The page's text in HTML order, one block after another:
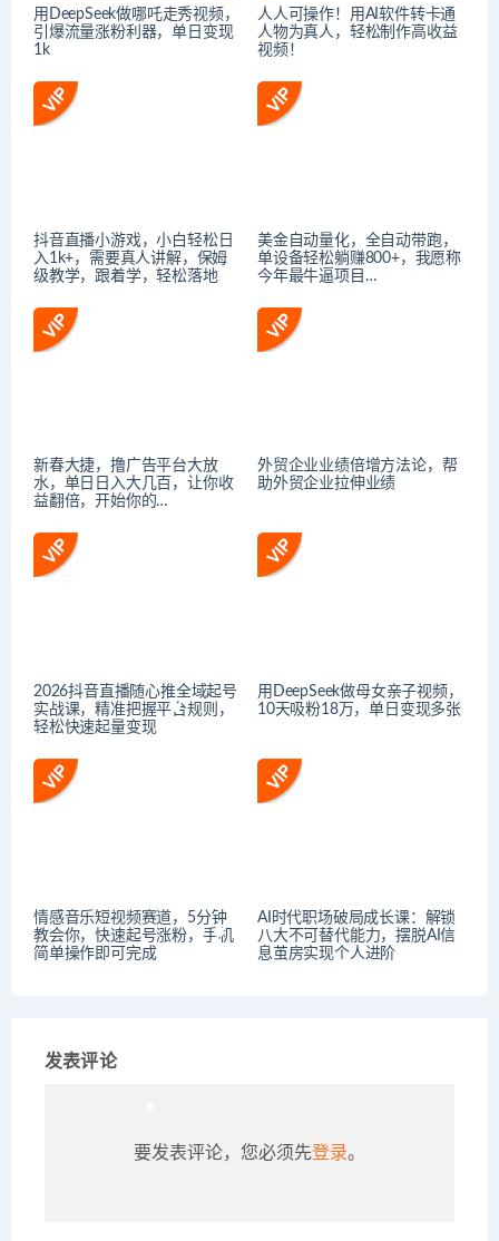
用DeepSeek做哪吒走秀视频，
引爆流量涨粉利器，单日变现
1k
人人可操作！用AI软件转卡通
人物为真人，轻松制作高收益
视频！
抖音直播小游戏，小白轻松日
入1k+，需要真人讲解，保姆
级教学，跟着学，轻松落地
美金自动量化，全自动带跑，
单设备轻松躺赚800+，我愿称
今年最牛逼项目…
新春大捷，撸广告平台大放
水，单日日入大几百，让你收
益翻倍，开始你的…
外贸企业业绩倍增方法论，帮
助外贸企业拉伸业绩
2026抖音直播随心推全域起号
实战课，精准把握平台规则，
轻松快速起量变现
用DeepSeek做母女亲子视频，
10天吸粉18万，单日变现多张
情感音乐短视频赛道，5分钟
教会你，快速起号涨粉，手机
简单操作即可完成
AI时代职场破局成长课：解锁
八大不可替代能力，摆脱AI信
息茧房实现个人进阶
发表评论
要发表评论，您必须先登录。